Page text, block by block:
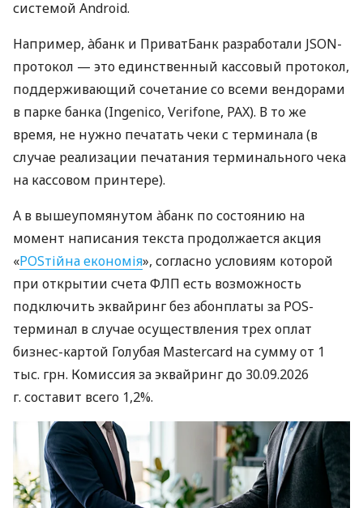
системой Android.
Например, àбанк и ПриватБанк разработали JSON-
протокол — это единственный кассовый протокол,
поддерживающий сочетание со всеми вендорами
в парке банка (Ingenico, Verifone, PAX). В то же
время, не нужно печатать чеки с терминала (в
случае реализации печатания терминального чека
на кассовом принтере).
А в вышеупомянутом àбанк по состоянию на
момент написания текста продолжается акция
«POSтійна економія», согласно условиям которой
при открытии счета ФЛП есть возможность
подключить эквайринг без абонплаты за POS-
терминал в случае осуществления трех оплат
бизнес-картой Голубая Mastercard на сумму от 1
тыс. грн. Комиссия за эквайринг до 30.09.2026
г. составит всего 1,2%.